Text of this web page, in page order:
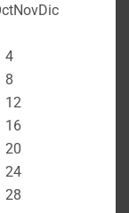
NovDic
4
8
12
16
20
24
28